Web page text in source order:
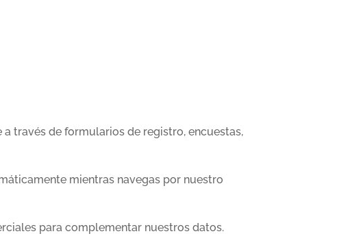
través de formularios de registro, encuestas,
mientras navegas por nuestro
para complementar nuestros datos.